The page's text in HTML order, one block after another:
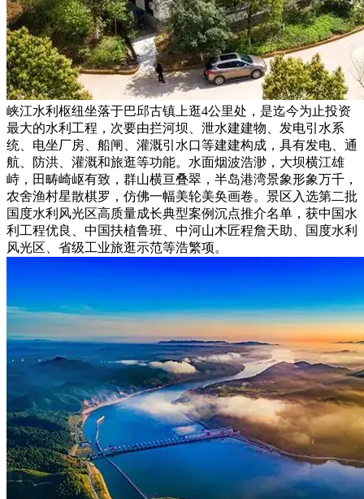
峡江水利枢纽坐落于巴邱古镇上逛4公里处，是迄今为止投资
最大的水利工程，次要由拦河坝、泄水建建物、发电引水系
统、电坐厂房、船闸、灌溉引水口等建建构成，具有发电、通
航、防洪、灌溉和旅逛等功能。水面烟波浩渺，大坝横江雄
峙，田畴崎岖有致，群山横亘叠翠，半岛港湾景象形象万千，
农舍渔村星散棋罗，仿佛一幅美轮美奂画卷。景区入选第二批
国度水利风光区高质量成长典型案例沉点推介名单，获中国水
利工程优良、中国扶植鲁班、中河山木匠程詹天助、国度水利
风光区、省级工业旅逛示范等浩繁项。